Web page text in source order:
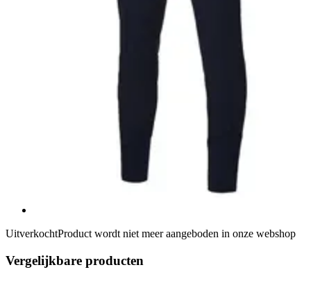
UitverkochtProduct wordt niet meer aangeboden in onze webshop
Vergelijkbare producten